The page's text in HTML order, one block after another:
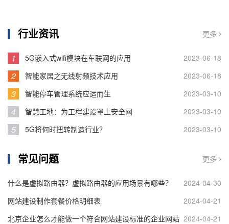
更多
行业资讯
1 2023-06-18
5G嵌入式wifi模块在车联网的应用
2 2023-06-18
智能家居之无线射频技术应用
3 2023-03-10
智能停车管理系统应运而生
4 2023-03-10
智慧工地：为工程建设罩上安全网
5 2023-03-10
5G将何时扭转制造行业？
更多
常见问题
2024-04-30
什么是虚拟路由器？虚拟路由器的应用场景有哪些？
2024-04-21
网站建设制作套餐价格明细表
2024-04-21
北京企业怎么才能做一个符合网站建设标准的企业网站